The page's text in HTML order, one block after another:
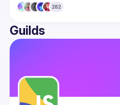
282
Guilds